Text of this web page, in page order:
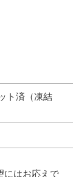
ト済（凍結
にはお応えで